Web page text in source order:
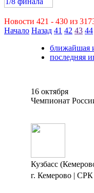
Новости 421 - 430 из
Начало Назад 41 42 43 44
ближайшая
последняя
16 октября
Чемпионат
Кузбасс
г. Кемерово |